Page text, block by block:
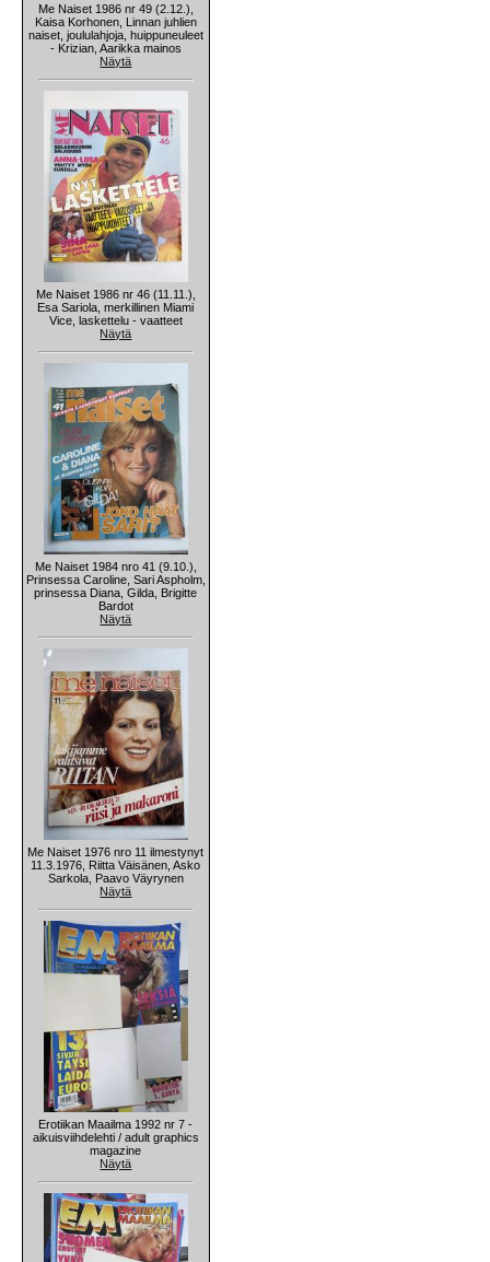
Me Naiset 1986 nr 49 (2.12.),
Kaisa Korhonen, Linnan juhlien
naiset, joululahjoja, huippuneuleet
- Krizian, Aarikka mainos
Näytä
Me Naiset 1986 nr 46 (11.11.),
Esa Sariola, merkillinen Miami
Vice, laskettelu - vaatteet
Näytä
Me Naiset 1984 nro 41 (9.10.),
Prinsessa Caroline, Sari Aspholm,
prinsessa Diana, Gilda, Brigitte
Bardot
Näytä
Me Naiset 1976 nro 11 ilmestynyt
11.3.1976, Riitta Väisänen, Asko
Sarkola, Paavo Väyrynen
Näytä
Erotiikan Maailma 1992 nr 7 -
aikuisviihdelehti / adult graphics
magazine
Näytä